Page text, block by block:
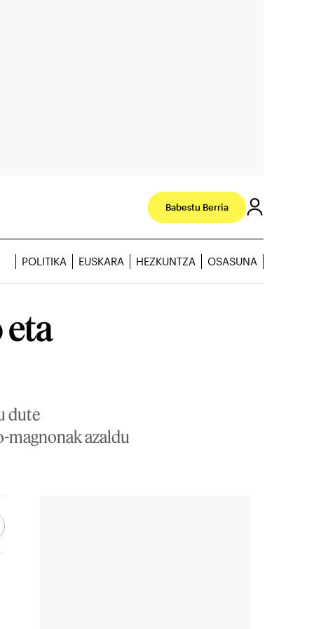
Babestu Berria
POLITIKA EUSKARA HEZKUNTZA OSASUNA
eta
dute
magnonak azaldu